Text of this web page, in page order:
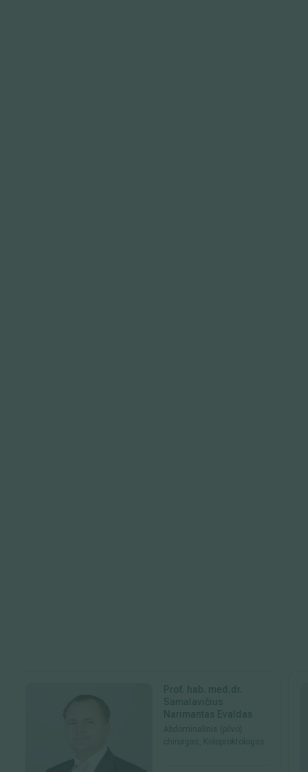
Prof. hab. med.dr.
Samalavičius
Narimantas Evaldas
Abdominalinis (pilvo)